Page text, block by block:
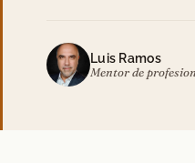
Luis Ramos
Mentor de